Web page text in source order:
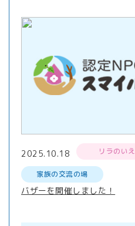
2025.10.18 リラのいえ
家族の交流の場
バザーを開催しました！